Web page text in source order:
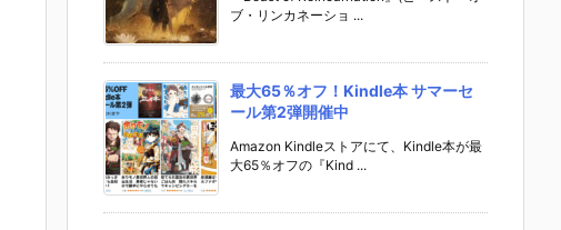
ブ・リンカネーショ ...
最大65％オフ！Kindle本 サマーセ
ール第2弾開催中
Amazon Kindleストアにて、Kindle本が最
大65％オフの『Kind ...